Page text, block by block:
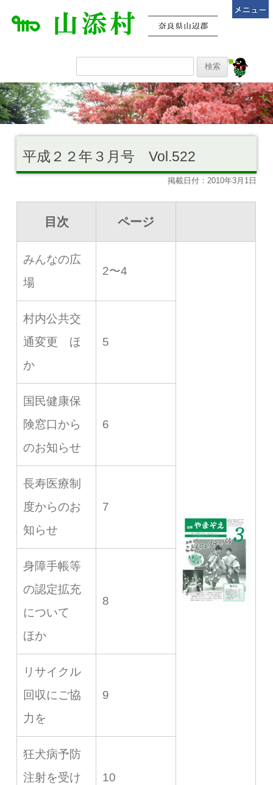
平成２２年３月号 Vol.522
掲載日付：2010年3月1日
目次 ページ
みんなの広
場
2〜4
村内公共交
通変更 ほ
か
5
国民健康保
険窓口から
のお知らせ
6
長寿医療制
度からのお
知らせ
7
身障手帳等
の認定拡充
について
ほか
8
リサイクル
回収にご協
力を
9
狂犬病予防
注射を受け
10